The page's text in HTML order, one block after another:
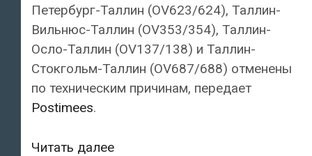
Петербург-Таллин (OV623/624), Таллин-
Вильнюс-Таллин (OV353/354), Таллин-
Осло-Таллин (OV137/138) и Таллин-
Стокгольм-Таллин (OV687/688) отменены
по техническим причинам, передает
Postimees.
Читать далееАвиакомпания